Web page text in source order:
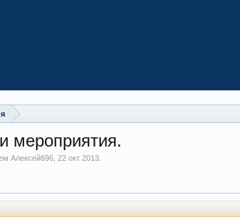
мероприятия.
Алексей696,22 окт 2013